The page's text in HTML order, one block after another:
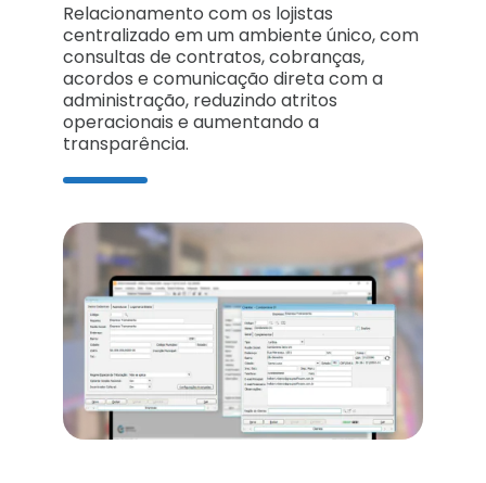
Relacionamento com os lojistas
centralizado em um ambiente único, com
consultas de contratos, cobranças,
acordos e comunicação direta com a
administração, reduzindo atritos
operacionais e aumentando a
transparência.